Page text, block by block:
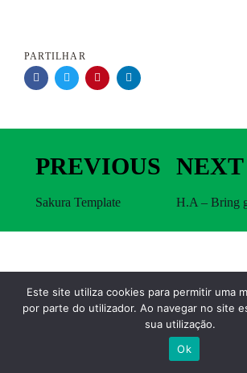
PARTILHAR
Previous
Work
PREVIOUS
Sakura Template
Next
Work
NEXT
H.A – Bring
Este site utiliza cookies para permitir uma
por parte do utilizador. Ao navegar no site
sua utilização.
Ok